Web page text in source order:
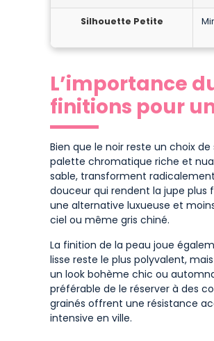
Silhouette Petite
L’importance
finitions pour
Bien que le noir reste un choix
palette chromatique riche et
sable, transforment
douceur qui rendent la jupe plus
une alternative luxueuse et
ciel ou même gris chiné.
La finition de la peau joue
lisse reste le plus polyvalent,
un look bohème chic ou
préférable de le réserver à des
grainés offrent une résistance
intensive en ville.